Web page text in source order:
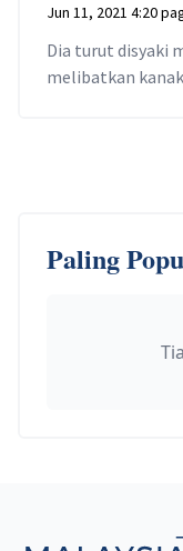
Jun 11, 2021 4:20
Dia turut disyaki
melibatkan
Paling